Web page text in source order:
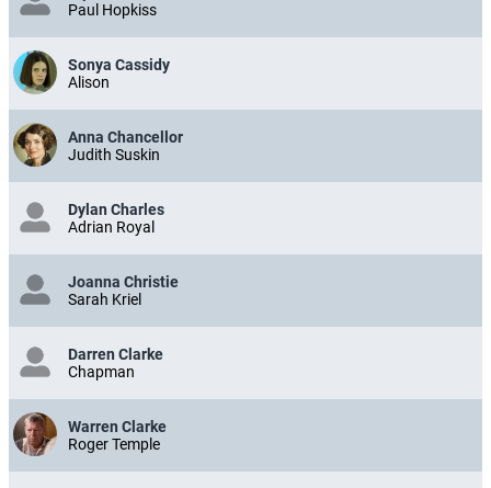
Paul Hopkiss
Sonya Cassidy
Alison
Anna Chancellor
Judith Suskin
Dylan Charles
Adrian Royal
Joanna Christie
Sarah Kriel
Darren Clarke
Chapman
Warren Clarke
Roger Temple